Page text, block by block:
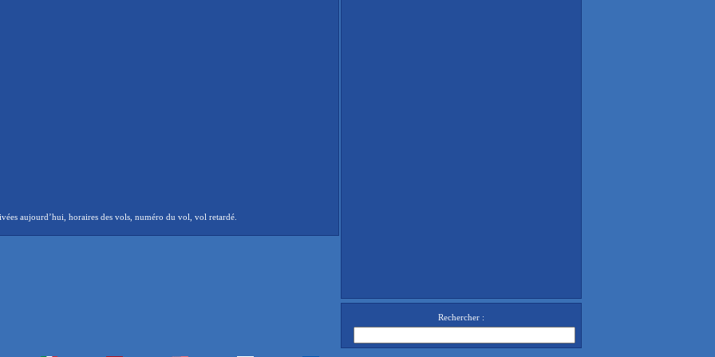
aujourd’hui, horaires des vols, numéro du vol, vol retardé.
Rechercher :